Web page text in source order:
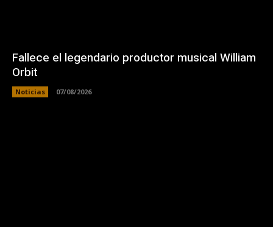
Fallece el legendario productor musical William
Orbit
Noticias 07/08/2026